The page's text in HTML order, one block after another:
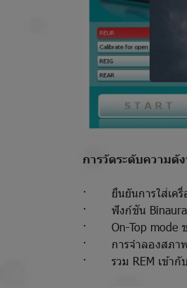
การวัดระดับความดั
· ยืนยันการใส่เครื่อ
· ฟังก์ชัน Binaural
· On-Top mode ช่ว
· การจำลองสภาพ
· รวม REM เข้ากับ